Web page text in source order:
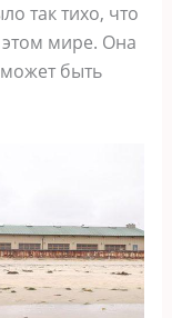
так тихо, что
этом мире. Она
быть